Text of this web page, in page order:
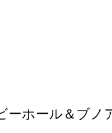
ーホール＆ブノ